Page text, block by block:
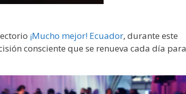
¡Mucho mejor! Ecuador, durante este
consciente que se renueva cada día para